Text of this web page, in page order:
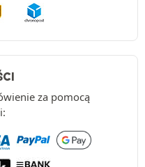
za pomocą